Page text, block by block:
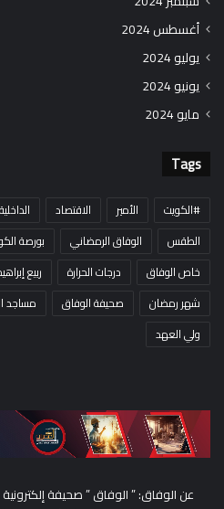
أغسطس 2024
يوليو 2024
يونيو 2024
مايو 2024
Tags
#الكويت الأمير الاقتصاد الداخلية
الطقس
الوفاق الرمضاني بورصة
خاص الوفاق
درجات الحرارة ربيع
شهر رمضان
صحيفة الوفاق مساجد
ولي العهد
عن الوفاق: ” الوفاق ” صحيفة